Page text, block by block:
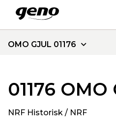
OMO GJUL 01176
01176 OMO
NRF Historisk / NRF